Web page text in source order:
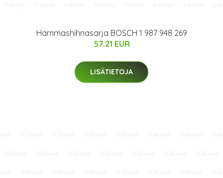
Hammashihnasarja BOSCH 1 987 948 269
57.21 EUR
LISÄTIETOJA